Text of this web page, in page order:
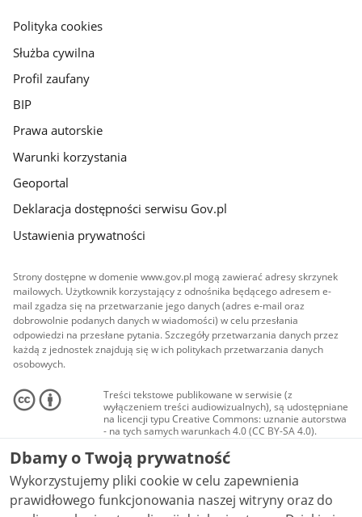
gov.pl
Polityka cookies
Służba cywilna
Profil zaufany
BIP
Prawa autorskie
Warunki korzystania
Geoportal
Deklaracja dostępności serwisu Gov.pl
Ustawienia prywatności
Strony dostępne w domenie www.gov.pl mogą zawierać adresy skrzynek
mailowych. Użytkownik korzystający z odnośnika będącego adresem e-
mail zgadza się na przetwarzanie jego danych (adres e-mail oraz
dobrowolnie podanych danych w wiadomości) w celu przesłania
odpowiedzi na przesłane pytania. Szczegóły przetwarzania danych przez
każdą z jednostek znajdują się w ich politykach przetwarzania danych
osobowych.
Treści tekstowe publikowane w serwisie (z
wyłączeniem treści audiowizualnych), są udostępniane
na licencji typu Creative Commons: uznanie autorstwa
- na tych samych warunkach 4.0 (CC BY-SA 4.0).
Materiały audiowizualne, w tym zdjęcia, materiały
audio i wideo, są udostępniane na licencji typu
Creative Commons: uznanie autorstwa użycie
niekomercyjne - bez utworów zależnych 4.0 (CC BY-
NC-ND 4.0), o ile nie jest to stwierdzone inaczej.
Dbamy o Twoją prywatność
Wykorzystujemy pliki cookie w celu zapewnienia
prawidłowego funkcjonowania naszej witryny oraz do